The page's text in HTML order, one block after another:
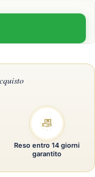
Reso entro 14 giorni
garantito